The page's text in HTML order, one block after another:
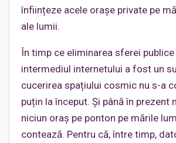
înființeze acele orașe private pe
ale lumii.
În timp ce eliminarea sferei
intermediul internetului a fost un
cucerirea spațiului cosmic nu s-a
puțin la început. Și până în prezent
niciun oraș pe ponton pe mările
contează. Pentru că, între timp,